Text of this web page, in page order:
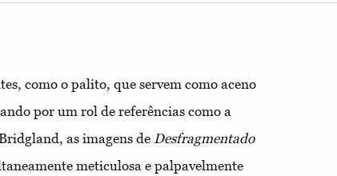
como o palito, que servem como aceno
por um rol de referências como a
as imagens de Desfragmentado
meticulosa e palpavelmente